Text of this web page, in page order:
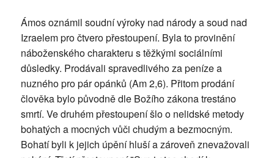
Ámos oznámil soudní výroky nad národy a soud nad
Izraelem pro čtvero přestoupení. Byla to provinění
náboženského charakteru s těžkými sociálními
důsledky. Prodávali spravedlivého za peníze a
nuzného pro pár opánků (Am 2,6). Přitom prodání
člověka bylo původně dle Božího zákona trestáno
smrtí. Ve druhém přestoupení šlo o nelidské metody
bohatých a mocných vůči chudým a bezmocným.
Bohatí byli k jejich úpění hluší a zároveň znevažovali